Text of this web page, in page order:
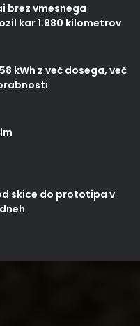
brez vmesnega
kar 1.980 kilometrov
kWh z več dosega, več
skice do prototipa v